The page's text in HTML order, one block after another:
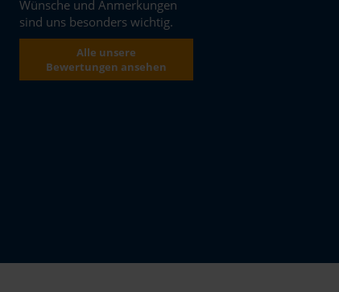
Wünsche und Anmerkungen
sind uns besonders wichtig.
Alle unsere
Bewertungen ansehen